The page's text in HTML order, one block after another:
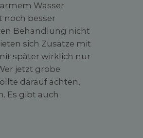
Wasser
noch besser
Behandlung nicht
sich Zusätze mit
später wirklich nur
jetzt grobe
darauf achten,
Es gibt auch